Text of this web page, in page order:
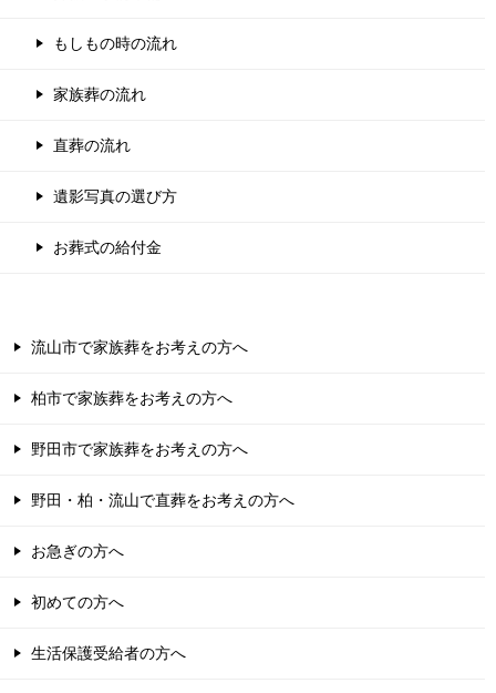
もしもの時の流れ
家族葬の流れ
直葬の流れ
遺影写真の選び方
お葬式の給付金
流山市で家族葬をお考えの方へ
柏市で家族葬をお考えの方へ
野田市で家族葬をお考えの方へ
野田・柏・流山で直葬をお考えの方へ
お急ぎの方へ
初めての方へ
生活保護受給者の方へ